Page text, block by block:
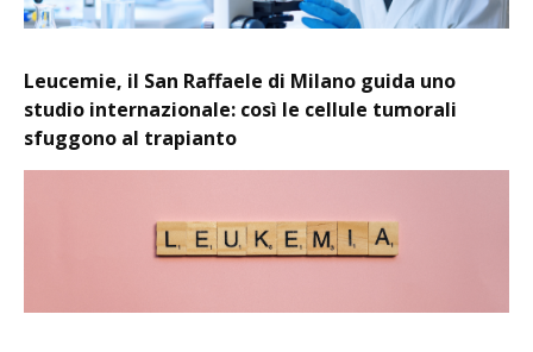
Leucemie, il San Raffaele di Milano guida uno
studio internazionale: così le cellule tumorali
sfuggono al trapianto